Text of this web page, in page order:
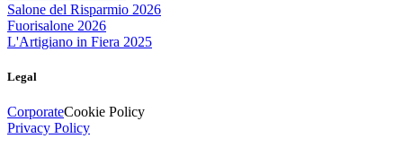
Salone del Risparmio 2026
Fuorisalone 2026
L'Artigiano in Fiera 2025
Legal
CorporateCookie Policy
Privacy Policy